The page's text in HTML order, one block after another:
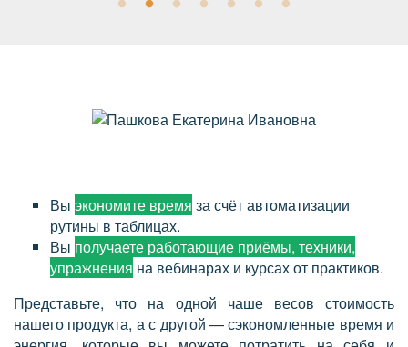
Вы экономите время за счёт автоматизации
рутины в таблицах.
Вы получаете работающие приёмы, техники,
упражнения на вебинарах и курсах от практиков.
Представьте, что на одной чаше весов стоимость
нашего продукта, а с другой — сэкономленные время и